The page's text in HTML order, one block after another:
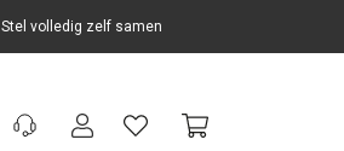
Stel volledig zelf samen